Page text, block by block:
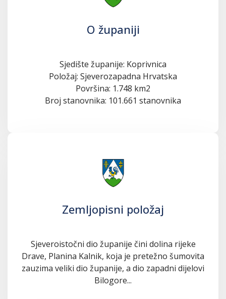
O županiji
Sjedište županije: Koprivnica
Položaj: Sjeverozapadna Hrvatska
Površina: 1.748 km2
Broj stanovnika: 101.661 stanovnika
Zemljopisni položaj
Sjeveroistočni dio županije čini dolina rijeke
Drave, Planina Kalnik, koja je pretežno šumovita
zauzima veliki dio županije, a dio zapadni dijelovi
Bilogore...